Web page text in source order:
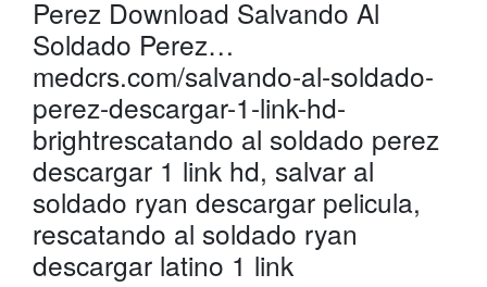
Perez Download Salvando Al
Soldado Perez…
medcrs.com/salvando-al-soldado-
perez-descargar-1-link-hd-
brightrescatando al soldado perez
descargar 1 link hd, salvar al
soldado ryan descargar pelicula,
rescatando al soldado ryan
descargar latino 1 link